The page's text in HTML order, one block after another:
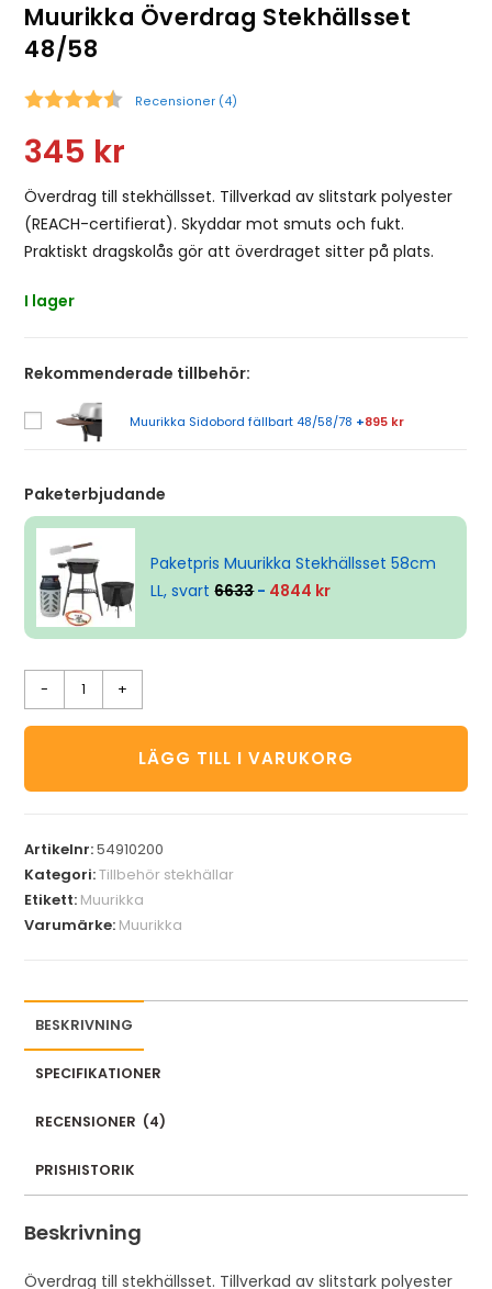
Muurikka Överdrag Stekhällsset
48/58
Recensioner (4)
345 kr
Överdrag till stekhällsset. Tillverkad av slitstark polyester
(REACH-certifierat). Skyddar mot smuts och fukt.
Praktiskt dragskolås gör att överdraget sitter på plats.
I lager
Rekommenderade tillbehör:
Muurikka Sidobord fällbart 48/58/78 +895 kr
Paketerbjudande
Paketpris Muurikka Stekhällsset 58cm
LL, svart6633- 4844 kr
- +
LÄGG TILL I VARUKORG
Artikelnr:54910200
Kategori:Tillbehör stekhällar
Etikett: Muurikka
Varumärke: Muurikka
BESKRIVNING
SPECIFIKATIONER
RECENSIONER (4)
PRISHISTORIK
Beskrivning
Överdrag till stekhällsset. Tillverkad av slitstark polyester